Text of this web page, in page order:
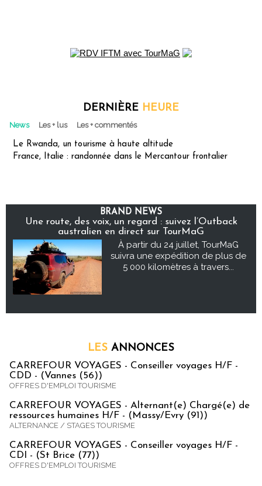
DERNIÈRE HEURE
News Les + lus Les + commentés
Le Rwanda, un tourisme à haute altitude
France, Italie : randonnée dans le Mercantour frontalier
BRAND NEWS
Une route, des voix, un regard : suivez l’Outback
australien en direct sur TourMaG
À partir du 24 juillet, TourMaG
suivra une expédition de plus de
5 000 kilomètres à travers...
LES ANNONCES
CARREFOUR VOYAGES - Conseiller voyages H/F -
CDD - (Vannes (56))
OFFRES D'EMPLOI TOURISME
CARREFOUR VOYAGES - Alternant(e) Chargé(e) de
ressources humaines H/F - (Massy/Evry (91))
ALTERNANCE / STAGES TOURISME
CARREFOUR VOYAGES - Conseiller voyages H/F -
CDI - (St Brice (77))
OFFRES D'EMPLOI TOURISME